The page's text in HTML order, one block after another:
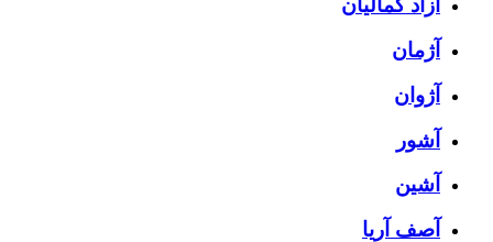
آزاد کمالیان
آژمان
آژوان
آشور
آشین
آصف آریا